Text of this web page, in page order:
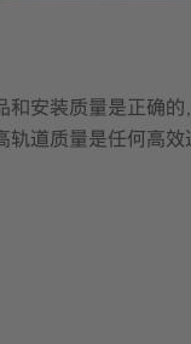
和安装质量是正确
轨道质量是任何高